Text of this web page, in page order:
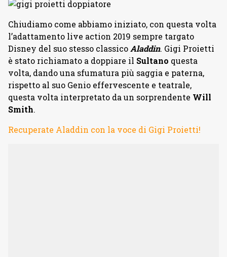
Chiudiamo come abbiamo iniziato, con questa volta
l’adattamento live action 2019 sempre targato
Disney del suo stesso classicoAladdin. Gigi Proietti
è stato richiamato a doppiare il Sultano questa
volta, dando una sfumatura più saggia e paterna,
rispetto al suo Genio effervescente e teatrale,
questa volta interpretato da un sorprendente Will
Smith.
Recuperate Aladdin con la voce di Gigi Proietti!